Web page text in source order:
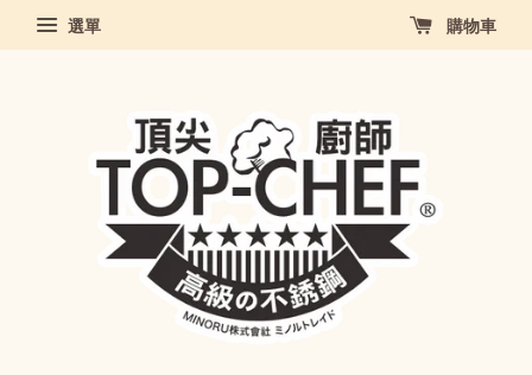
選單 購物車